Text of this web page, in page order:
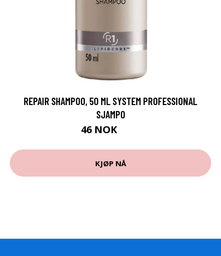
REPAIR SHAMPOO, 50 ML SYSTEM PROFESSIONAL
SJAMPO
46 NOK
KJØP NÅ